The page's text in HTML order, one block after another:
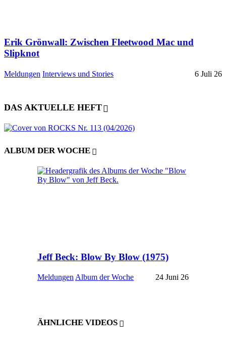
Erik Grönwall: Zwischen Fleetwood Mac und
Slipknot
Meldungen Interviews und Stories 6 Juli 26
DAS AKTUELLE HEFT
ALBUM DER WOCHE
Jeff Beck: Blow By Blow (1975)
MeldungenAlbum der Woche 24 Juni 26
ÄHNLICHE VIDEOS